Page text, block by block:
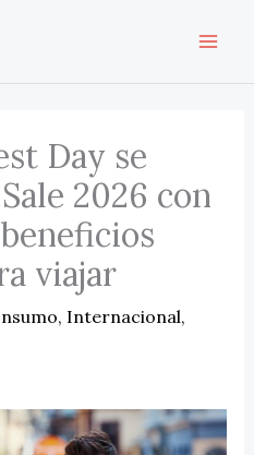
Day se
2026 con
viajar
, Internacional,